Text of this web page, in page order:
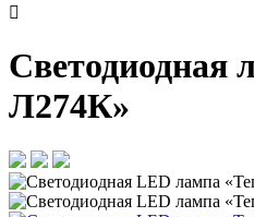
Светодиодная
Л274К»